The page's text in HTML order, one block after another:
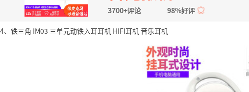
3700+评论 98%好评
4、铁三角 IM03 三单元动铁入耳耳机 HIFI耳机 音乐耳机